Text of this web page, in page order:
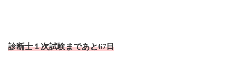
診断士１次試験まであと67日